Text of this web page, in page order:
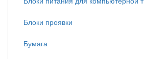
Блоки проявки
Бумага